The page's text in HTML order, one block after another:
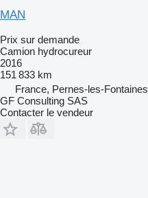
MAN
Prix sur demande
Camion hydrocureur
2016
151 833 km
France, Pernes-les-Fontaines
GF Consulting SAS
Contacter le vendeur